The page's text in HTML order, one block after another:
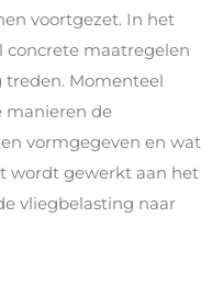
voortgezet. In het
concrete maatregelen
Momenteel
manieren de
vormgegeven en wat
wordt gewerkt aan het
vliegbelasting naar